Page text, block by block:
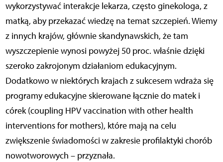
wykorzystywać interakcje lekarza, często ginekologa, z
matką, aby przekazać wiedzę na temat szczepień. Wiemy
z innych krajów, głównie skandynawskich, że tam
wyszczepienie wynosi powyżej 50 proc. właśnie dzięki
szeroko zakrojonym działaniom edukacyjnym.
Dodatkowo w niektórych krajach z sukcesem wdraża się
programy edukacyjne skierowane łącznie do matek i
córek (coupling HPV vaccination with other health
interventions for mothers), które mają na celu
zwiększenie świadomości w zakresie profilaktyki chorób
nowotworowych – przyznała.